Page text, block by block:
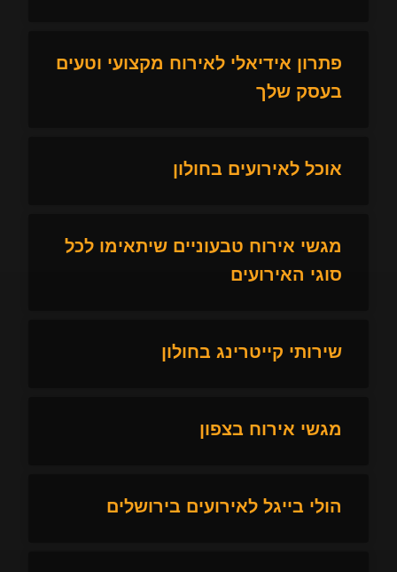
פתרון אידיאלי לאירוח מקצועי וטעים
בעסק שלך
אוכל לאירועים בחולון
מגשי אירוח טבעוניים שיתאימו לכל
סוגי האירועים
שירותי קייטרינג בחולון
מגשי אירוח בצפון
הולי בייגל לאירועים בירושלים